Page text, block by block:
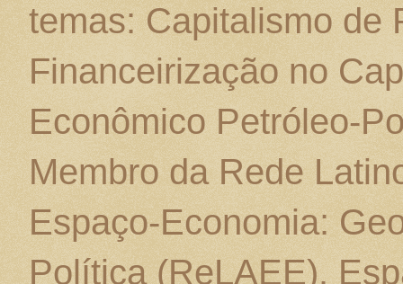
temas: Capitalismo de
Financeirização no
Econômico Petróleo-
Membro da Rede
Espaço-Economia:
Política (ReLAEE).